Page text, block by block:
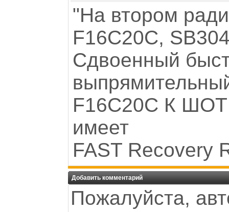
"На втором
F16C20C,
Сдвоенный
F16C20C К
имеет
FAST Recovery
Добавить комментарий
Пожалуйста,